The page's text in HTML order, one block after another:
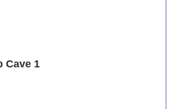
Cave 1